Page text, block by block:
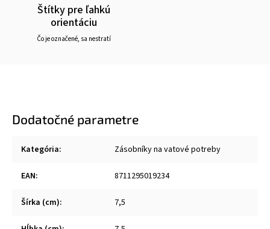
Štítky pre ľahkú
orientáciu
Čo je označené, sa nestratí
Dodatočné parametre
Kategória: Zásobníky na vatové potreby
EAN: 8711295019234
Šírka (cm): 7,5